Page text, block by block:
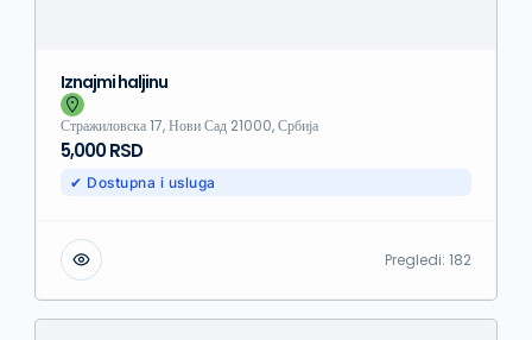
Iznajmi haljinu
Стражиловска 17, Нови Сад 21000, Србија
5,000 RSD
✔ Dostupna i usluga
Pregledi: 182